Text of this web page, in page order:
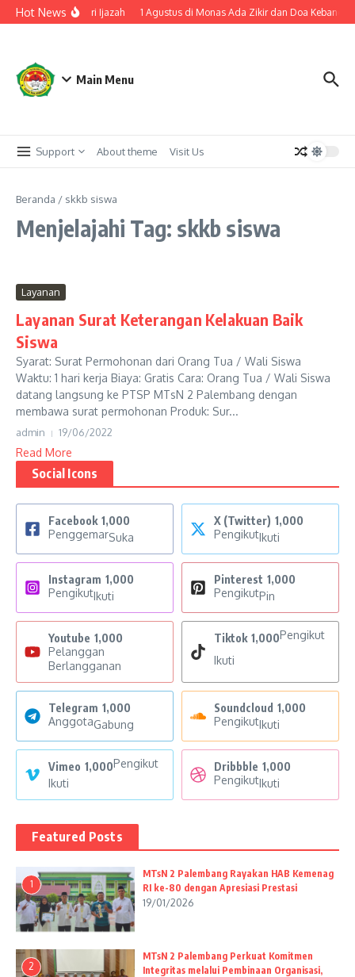
Lewati ke konten
Hot News
Cap Tiga Jari Ijazah 1 Agustus di Monas Ada Zikir dan Doa
Main Menu
Support About theme Visit Us
Beranda / skkb siswa
Menjelajahi Tag: skkb siswa
Layanan
Layanan Surat Keterangan Kelakuan Baik
Siswa
Syarat: Surat Permohonan dari Orang Tua / Wali Siswa
Waktu: 1 hari kerja Biaya: Gratis Cara: Orang Tua / Wali Siswa
datang langsung ke PTSP MTsN 2 Palembang dengan
membawa surat permohonan Produk: Sur...
admin 19/06/2022
Read More
Social Icons
Facebook 1,000
PenggemarSuka
X (Twitter) 1,000
PengikutIkuti
Instagram 1,000
PengikutIkuti
Pinterest 1,000
PengikutPin
Youtube 1,000
Pelanggan
Berlangganan
Tiktok 1,000Pengikut
Ikuti
Telegram 1,000
AnggotaGabung
Soundcloud 1,000
PengikutIkuti
Vimeo 1,000Pengikut
Ikuti
Dribbble 1,000
PengikutIkuti
Featured Posts
1
MTsN 2 Palembang Rayakan HAB Kemenag
RI ke-80 dengan Apresiasi Prestasi
19/01/2026
2
MTsN 2 Palembang Perkuat Komitmen
Integritas melalui Pembinaan Organisasi,